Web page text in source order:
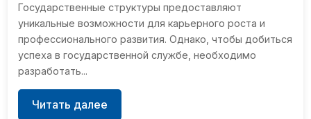
Государственные структуры предоставляют
уникальные возможности для карьерного роста и
профессионального развития. Однако, чтобы добиться
успеха в государственной службе, необходимо
разработать...
Читать далее